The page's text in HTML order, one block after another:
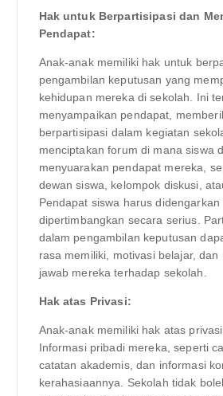
Hak untuk Berpartisipasi dan
Pendapat:
Anak-anak memiliki hak untuk
pengambilan keputusan yang
kehidupan mereka di sekolah. Ini
menyampaikan pendapat,
berpartisipasi dalam kegiatan
menciptakan forum di mana siswa
menyuarakan pendapat mereka,
dewan siswa, kelompok diskusi,
Pendapat siswa harus didengarkan
dipertimbangkan secara serius.
dalam pengambilan keputusan
rasa memiliki, motivasi belajar, dan
jawab mereka terhadap sekolah.
Hak atas Privasi:
Anak-anak memiliki hak atas
Informasi pribadi mereka, seperti
catatan akademis, dan informasi
kerahasiaannya. Sekolah tidak